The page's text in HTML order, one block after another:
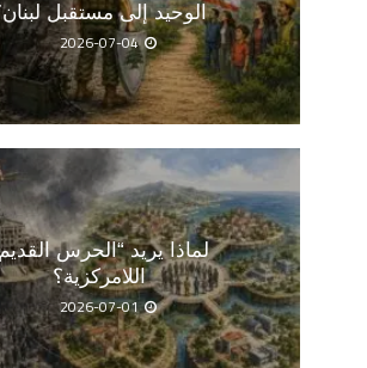
الوحيد إلى مستقبل
2026-07-04
لماذا يريد “الحرس
اللامركزية؟
2026-07-01